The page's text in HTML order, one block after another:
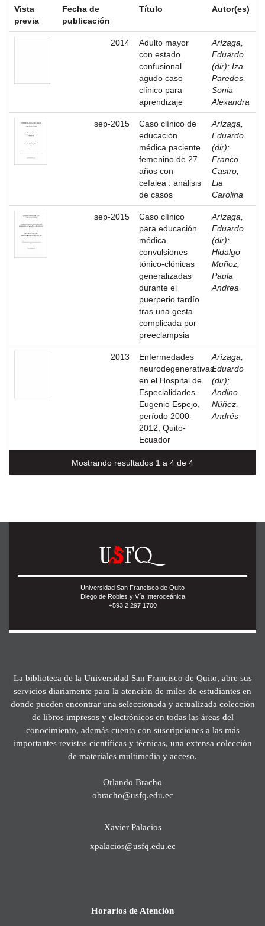
Vista
previa
Fecha de
publicación
Título Autor(es)
2014
Adulto mayor
con estado
confusional
agudo caso
clínico para
aprendizaje
Arízaga,
Eduardo
(dir); Iza
Paredes,
Sonia
Alexandra
sep-2015
Caso clínico de
educación
médica paciente
femenino de 27
años con
cefalea : análisis
de casos
Arízaga,
Eduardo
(dir);
Franco
Castro,
Lia
Carolina
sep-2015
Caso clínico
para educación
médica
convulsiones
tónico-clónicas
generalizadas
durante el
puerperio tardío
tras una gesta
complicada por
preeclampsia
Arízaga,
Eduardo
(dir);
Hidalgo
Muñoz,
Paula
Andrea
2013
Enfermedades
neurodegenerativas
en el Hospital de
Especialidades
Eugenio Espejo,
período 2000-
2012, Quito-
Ecuador
Arízaga,
Eduardo
(dir);
Andino
Núñez,
Andrés
Mostrando resultados 1 a 4 de 4
Universidad San Francisco de Quito
Diego de Robles y Vía Interoceánica
+593 2 297 1700
La biblioteca de la Universidad San Francisco de Quito, abre sus
servicios diariamente para la atención de miles de estudiantes en
donde pueden encontrar una seleccionada y actualizada colección
de libros impresos y electrónicos en todas las áreas del
conocimiento, además cuenta con suscripciones a las más
importantes revistas científicas y técnicas, una extensa colección
de materiales multimedia y acceso.
Orlando Bracho
obracho@usfq.edu.ec
Xavier Palacios
xpalacios@usfq.edu.ec
Horarios de Atención